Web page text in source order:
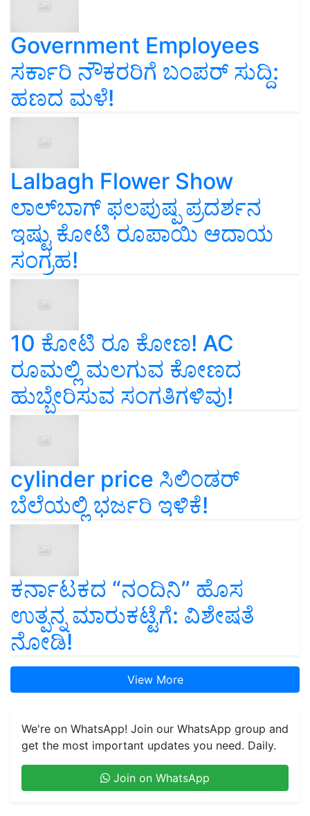
Government Employees
ಸರ್ಕಾರಿ ನೌಕರರಿಗೆ ಬಂಪರ್‌ ಸುದ್ದಿ:
ಹಣದ ಮಳೆ!
Lalbagh Flower Show
ಲಾಲ್‌ಬಾಗ್ ಫಲಪುಷ್ಪ ಪ್ರದರ್ಶನ
ಇಷ್ಟು ಕೋಟಿ ರೂಪಾಯಿ ಆದಾಯ
ಸಂಗ್ರಹ!
10 ಕೋಟಿ ರೂ ಕೋಣ! AC
ರೂಮಲ್ಲಿ ಮಲಗುವ ಕೋಣದ
ಹುಬ್ಬೇರಿಸುವ ಸಂಗತಿಗಳಿವು!
cylinder price ಸಿಲಿಂಡರ್‌
ಬೆಲೆಯಲ್ಲಿ ಭರ್ಜರಿ ಇಳಿಕೆ!
ಕರ್ನಾಟಕದ “ನಂದಿನಿ” ಹೊಸ
ಉತ್ಪನ್ನ ಮಾರುಕಟ್ಟೆಗೆ: ವಿಶೇಷತೆ
ನೋಡಿ!
View More
We're on WhatsApp! Join our WhatsApp group and
get the most important updates you need. Daily.
Join on WhatsApp